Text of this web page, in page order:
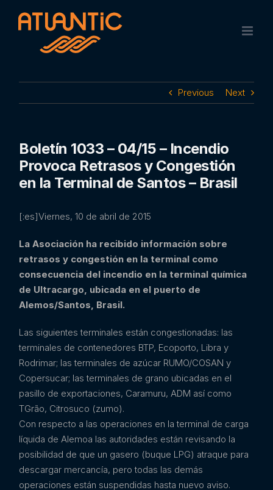
Previous Next
Boletín 1033 – 04/15 – Incendio
Provoca Retrasos y Congestión
en la Terminal de Santos – Brasil
[:es]Viernes, 10 de abril de 2015
La Asociación ha recibido información sobre
retrasos y congestión en la terminal como
consecuencia del incendio en la terminal química
de Ultracargo, ubicada en el puerto de
Alemos/Santos, Brasil.
Las siguientes terminales están congestionadas: las
terminales de contenedores BTP, Ecoporto, Libra y
Rodrimar; las terminales de azúcar RUMO/COSAN y
Copersucar; las terminales de grano ubicadas en el
pasillo de exportaciones, Caramuru, ADM así como
TGrão, Citrosuco (zumo).
Con respecto a las operaciones en la terminal de carga
líquida de Alemoa las autoridades están revisando la
posibilidad de que un gasero (buque LPG) atraque para
descargar mercancía, pero todas las demás
operaciones están suspendidas hasta nuevo aviso.